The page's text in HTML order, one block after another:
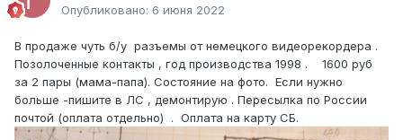
Опубликовано: 6 июня 2022
В продаже чуть б/у разъемы от немецкого видеорекордера .
Позолоченные контакты , год производства 1998 . 1600 руб
за 2 пары (мама-папа). Состояние на фото. Если нужно
больше -пишите в ЛС , демонтирую . Пересылка по России
почтой (оплата отдельно) . Оплата на карту СБ.